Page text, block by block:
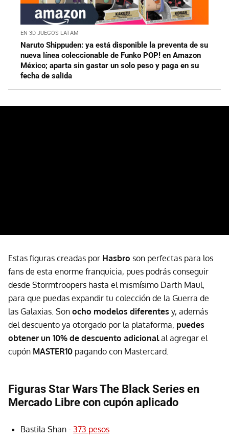
EN 3D JUEGOS LATAM
Naruto Shippuden: ya está disponible la preventa de su
nueva línea coleccionable de Funko POP! en Amazon
México; aparta sin gastar un solo peso y paga en su
fecha de salida
Estas figuras creadas por Hasbro son perfectas para los
fans de esta enorme franquicia, pues podrás conseguir
desde Stormtroopers hasta el mismísimo Darth Maul,
para que puedas expandir tu colección de la Guerra de
las Galaxias. Son ocho modelos diferentes y, además
del descuento ya otorgado por la plataforma, puedes
obtener un 10% de descuento adicionalal agregar el
cupón MASTER10 pagando con Mastercard.
Figuras Star Wars The Black Series en
Mercado Libre con cupón aplicado
Bastila Shan - 373 pesos